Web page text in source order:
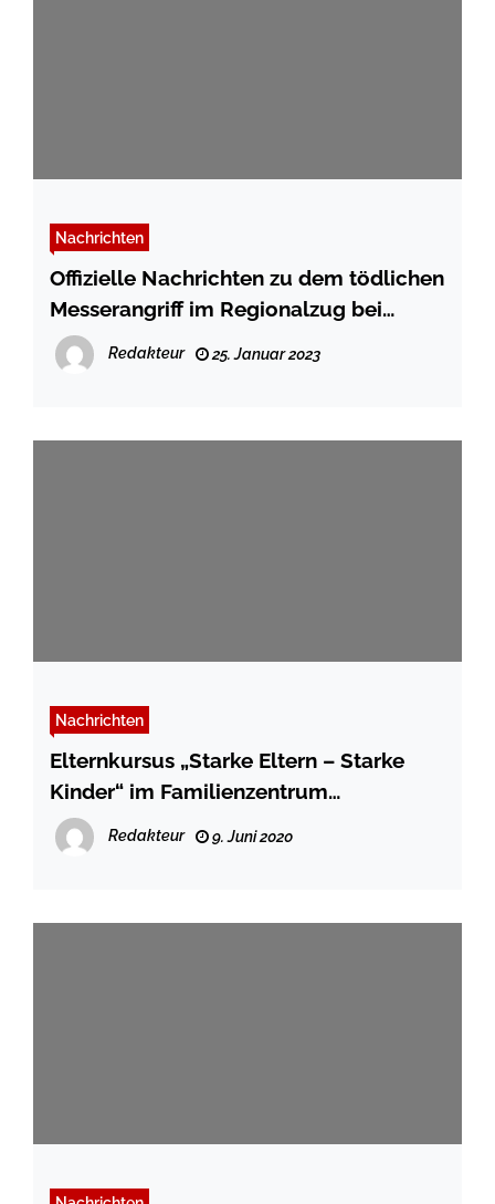
Nachrichten
Offizielle Nachrichten zu dem tödlichen
Messerangriff im Regionalzug bei
Brokstedt
Redakteur 25. Januar 2023
Nachrichten
Elternkursus „Starke Eltern – Starke
Kinder“ im Familienzentrum
Schwedenhaus
Redakteur 9. Juni 2020